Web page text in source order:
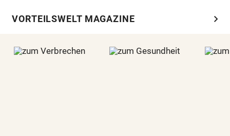
VORTEILSWELT MAGAZINE chevron_right